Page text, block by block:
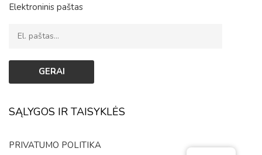
Elektroninis paštas
SĄLYGOS IR TAISYKLĖS
PRIVATUMO POLITIKA